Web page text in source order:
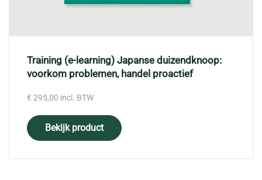
Training (e-learning) Japanse duizendknoop:
voorkom problemen, handel proactief
€ 295,00 incl. BTW
Bekijk product